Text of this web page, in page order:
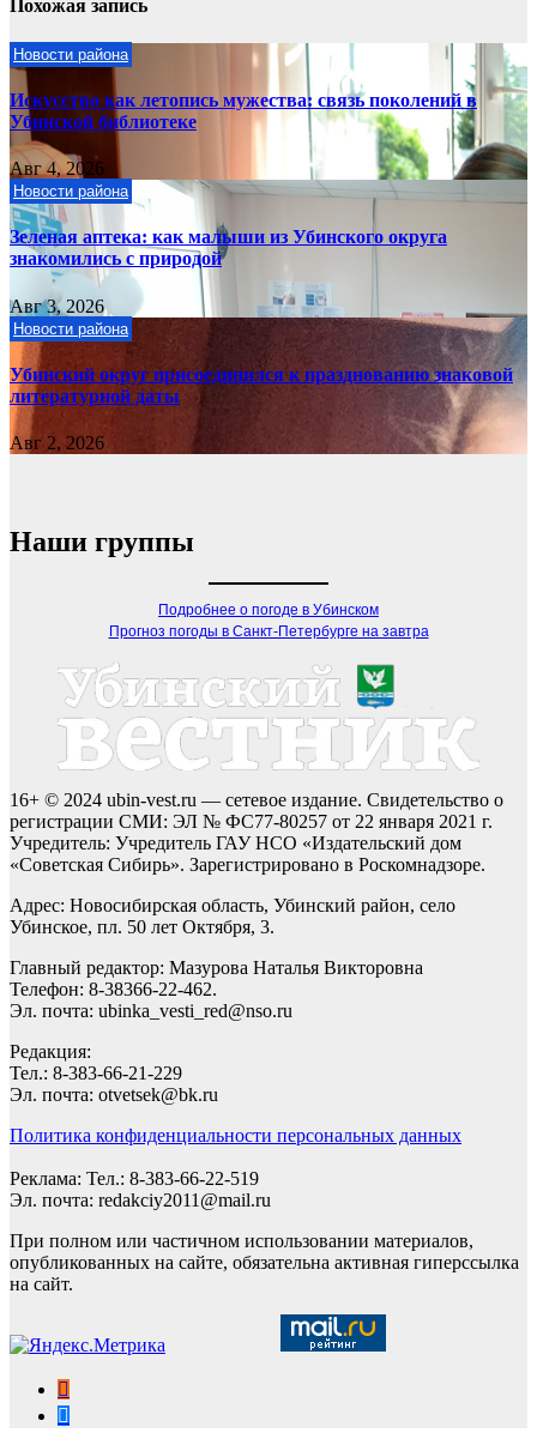
Похожая запись
Новости района
Искусство как летопись мужества: связь поколений в
Убинской библиотеке
Авг 4, 2026
Новости района
Зеленая аптека: как малыши из Убинского округа
знакомились с природой
Авг 3, 2026
Новости района
Убинский округ присоединился к празднованию знаковой
литературной даты
Авг 2, 2026
Наши группы
Подробнее о погоде в Убинском
Прогноз погоды в Санкт-Петербурге на завтра
16+ © 2024 ubin-vest.ru — сетевое издание. Свидетельство о
регистрации СМИ: ЭЛ № ФС77-80257 от 22 января 2021 г.
Учредитель: Учредитель ГАУ НСО «Издательский дом
«Советская Сибирь». Зарегистрировано в Роскомнадзоре.
Адрес: Новосибирская область, Убинский район, село
Убинское, пл. 50 лет Октября, 3.
Главный редактор: Мазурова Наталья Викторовна
Телефон: 8-38366-22-462.
Эл. почта: ubinka_vesti_red@nso.ru
Редакция:
Тел.: 8-383-66-21-229
Эл. почта: otvetsek@bk.ru
Политика конфиденциальности персональных данных
Реклама: Тел.: 8-383-66-22-519
Эл. почта: redakciy2011@mail.ru
При полном или частичном использовании материалов,
опубликованных на сайте, обязательна активная гиперссылка
на сайт.